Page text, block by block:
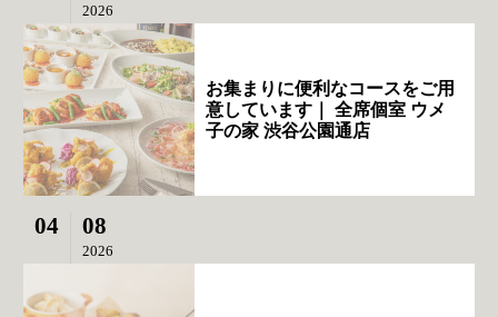
2026
お集まりに便利なコースをご用
意しています｜ 全席個室 ウメ
子の家 渋谷公園通店
04 08
2026